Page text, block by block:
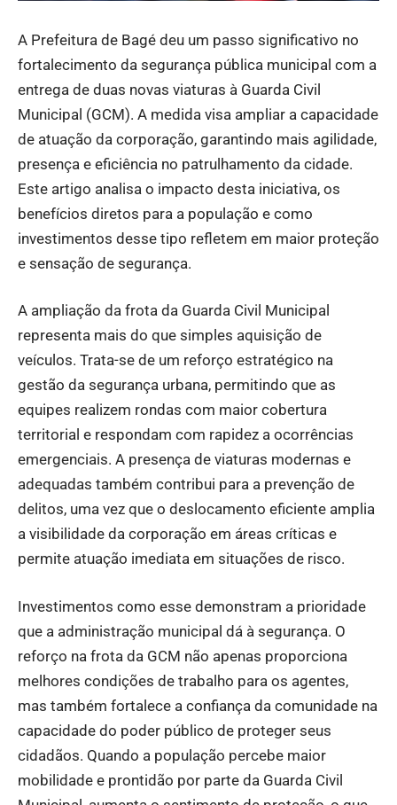
A Prefeitura de Bagé deu um passo significativo no
fortalecimento da segurança pública municipal com a
entrega de duas novas viaturas à Guarda Civil
Municipal (GCM). A medida visa ampliar a capacidade
de atuação da corporação, garantindo mais agilidade,
presença e eficiência no patrulhamento da cidade.
Este artigo analisa o impacto desta iniciativa, os
benefícios diretos para a população e como
investimentos desse tipo refletem em maior proteção
e sensação de segurança.
A ampliação da frota da Guarda Civil Municipal
representa mais do que simples aquisição de
veículos. Trata-se de um reforço estratégico na
gestão da segurança urbana, permitindo que as
equipes realizem rondas com maior cobertura
territorial e respondam com rapidez a ocorrências
emergenciais. A presença de viaturas modernas e
adequadas também contribui para a prevenção de
delitos, uma vez que o deslocamento eficiente amplia
a visibilidade da corporação em áreas críticas e
permite atuação imediata em situações de risco.
Investimentos como esse demonstram a prioridade
que a administração municipal dá à segurança. O
reforço na frota da GCM não apenas proporciona
melhores condições de trabalho para os agentes,
mas também fortalece a confiança da comunidade na
capacidade do poder público de proteger seus
cidadãos. Quando a população percebe maior
mobilidade e prontidão por parte da Guarda Civil